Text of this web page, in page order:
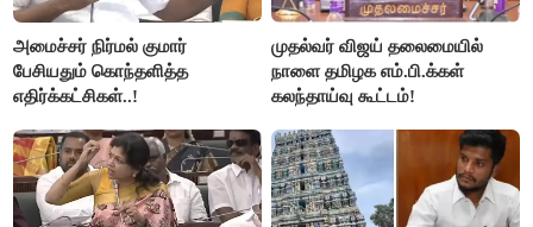
அமைச்சர் நிர்மல் குமார்
பேசியதும் கொந்தளித்த
எதிர்க்கட்சிகள்..!
முதல்வர் விஜய் தலைமையில்
நாளை தமிழக எம்.பி.க்கள்
கலந்தாய்வு கூட்டம்!